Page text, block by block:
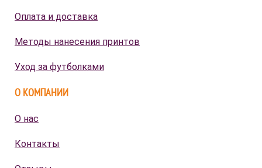
Оплата и доставка
Методы нанесения принтов
Уход за футболками
О КОМПАНИИ
О нас
Контакты